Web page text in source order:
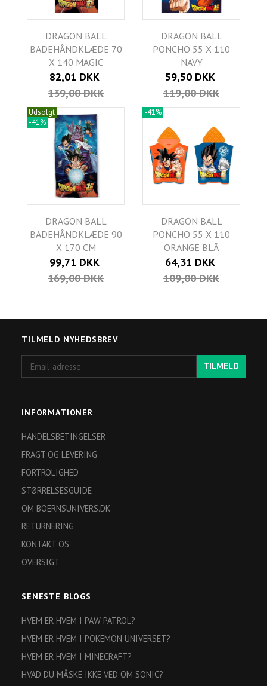
DRAGON BALL
BADEHÅNDKLÆDE 70
X 140 MAGIC
82,01 DKK
139,00 DKK
DRAGON BALL
PONCHO 55 X 110
NAVY
59,50 DKK
119,00 DKK
Udsolgt
-41%
DRAGON BALL
BADEHÅNDKLÆDE 90
X 170 CM
99,71 DKK
169,00 DKK
-41%
DRAGON BALL
PONCHO 55 X 110
ORANGE BLÅ
64,31 DKK
109,00 DKK
TILMELD NYHEDSBREV
adresse
TILMELD
INFORMATIONER
HANDELSBETINGELSER
FRAGT OG LEVERING
FORTROLIGHED
STØRRELSESGUIDE
OM BOERNSUNIVERS.DK
RETURNERING
KONTAKT OS
OVERSIGT
SENESTE BLOGS
HVEM ER HVEM I PAW PATROL?
HVEM ER HVEM I POKEMON UNIVERSET?
HVEM ER HVEM I MINECRAFT?
HVAD DU MÅSKE IKKE VED OM SONIC?